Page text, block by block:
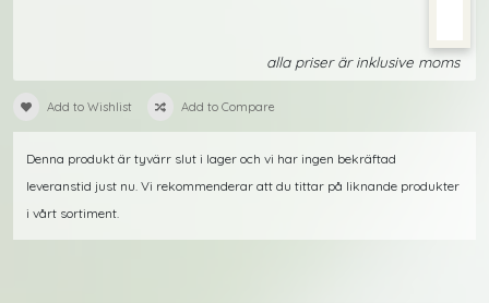
alla priser är inklusive moms
Add to Wishlist Add to Compare
Denna produkt är tyvärr slut i lager och vi har ingen bekräftad
leveranstid just nu. Vi rekommenderar att du tittar på liknande produkter
i vårt sortiment.